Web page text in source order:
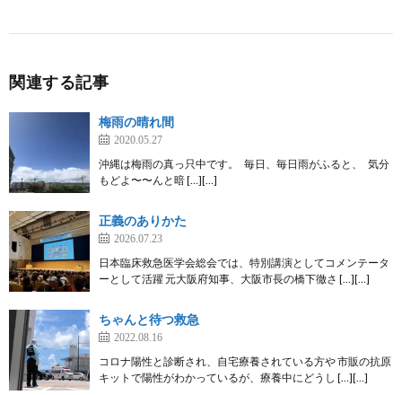
関連する記事
梅雨の晴れ間
2020.05.27
沖縄は梅雨の真っ只中です。 毎日、毎日雨がふると、 気分
もどよ〜〜んと暗 […][…]
正義のありかた
2026.07.23
日本臨床救急医学会総会では、特別講演としてコメンテータ
ーとして活躍 元大阪府知事、大阪市長の橋下徹さ […][…]
ちゃんと待つ救急
2022.08.16
コロナ陽性と診断され、自宅療養されている方や 市販の抗原
キットで陽性がわかっているが、療養中にどうし […][…]